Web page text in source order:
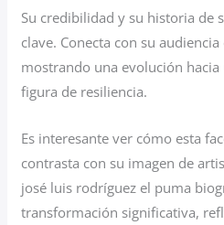
Su credibilidad y su historia de
clave. Conecta con su
mostrando una evolución
figura de resiliencia.
Es interesante ver cómo esta
contrasta con su imagen de
josé luis rodríguez el puma
transformación significativa,